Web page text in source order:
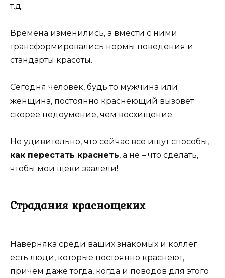
т.д.
Времена изменились, а вмести с ними
трансформировались нормы поведения и
стандарты красоты.
Сегодня человек, будь то мужчина или
женщина, постоянно краснеющий вызовет
скорее недоумение, чем восхищение.
Не удивительно, что сейчас все ищут способы,
как перестать краснеть, а не – что сделать,
чтобы мои щеки заалели!
Страдания краснощеких
Наверняка среди ваших знакомых и коллег
есть люди, которые постоянно краснеют,
причем даже тогда, когда и поводов для этого